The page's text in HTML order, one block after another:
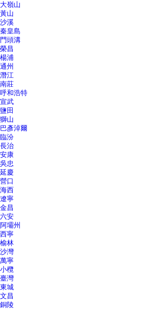
大嶺山
黃山
沙溪
秦皇島
門頭溝
榮昌
楊浦
通州
潛江
南莊
呼和浩特
宣武
鹽田
獅山
巴彥淖爾
臨汾
長治
安康
吳忠
延慶
營口
海西
遼寧
金昌
六安
阿壩州
西寧
榆林
沙灣
萬寧
小欖
臺灣
東城
文昌
銅陵